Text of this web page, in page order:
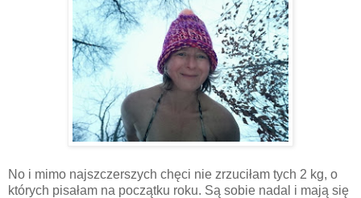
No i mimo najszczerszych chęci nie zrzuciłam tych 2 kg, o
których pisałam na początku roku. Są sobie nadal i mają się